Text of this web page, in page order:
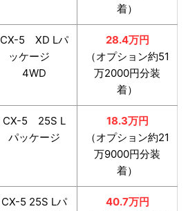
着）
CX-5 XD Lパ
ッケージ
4WD
28.4万円
（オプション約51
万2000円分装
着）
CX-5 25S L
パッケージ
18.3万円
（オプション約21
万9000円分装
着）
CX-5 25S Lパ
40.7万円